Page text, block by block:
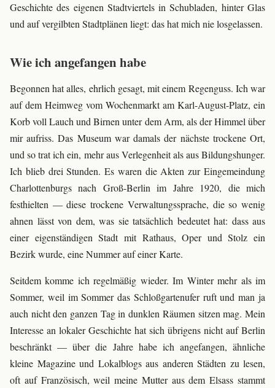
Geschichte des eigenen Stadtviertels in Schubladen, hinter Glas
und auf vergilbten Stadtplänen liegt: das hat mich nie losgelassen.
Wie ich angefangen habe
Begonnen hat alles, ehrlich gesagt, mit einem Regenguss. Ich war
auf dem Heimweg vom Wochenmarkt am Karl-August-Platz, ein
Korb voll Lauch und Birnen unter dem Arm, als der Himmel über
mir aufriss. Das Museum war damals der nächste trockene Ort,
und so trat ich ein, mehr aus Verlegenheit als aus Bildungshunger.
Ich blieb drei Stunden. Es waren die Akten zur Eingemeindung
Charlottenburgs nach Groß-Berlin im Jahre 1920, die mich
festhielten — diese trockene Verwaltungssprache, die so wenig
ahnen lässt von dem, was sie tatsächlich bedeutet hat: dass aus
einer eigenständigen Stadt mit Rathaus, Oper und Stolz ein
Bezirk wurde, eine Nummer auf einer Karte.
Seitdem komme ich regelmäßig wieder. Im Winter mehr als im
Sommer, weil im Sommer das Schloßgartenufer ruft und man ja
auch nicht den ganzen Tag in dunklen Räumen sitzen mag. Mein
Interesse an lokaler Geschichte hat sich übrigens nicht auf Berlin
beschränkt — über die Jahre habe ich angefangen, ähnliche
kleine Magazine und Lokalblogs aus anderen Städten zu lesen,
oft auf Französisch, weil meine Mutter aus dem Elsass stammt